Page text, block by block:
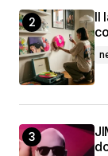
Il